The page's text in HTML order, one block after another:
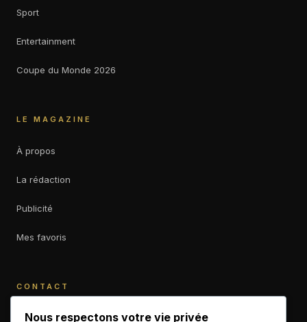
Sport
Entertainment
Coupe du Monde 2026
LE MAGAZINE
À propos
La rédaction
Publicité
Mes favoris
CONTACT
contact@b-empiremagazine.com
Nous respectons votre vie privée